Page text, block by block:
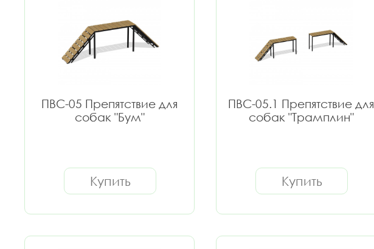
ПВС-05 Препятствие для
собак "Бум"
Купить
ПВС-05.1 Препятствие для
собак "Трамплин"
Купить